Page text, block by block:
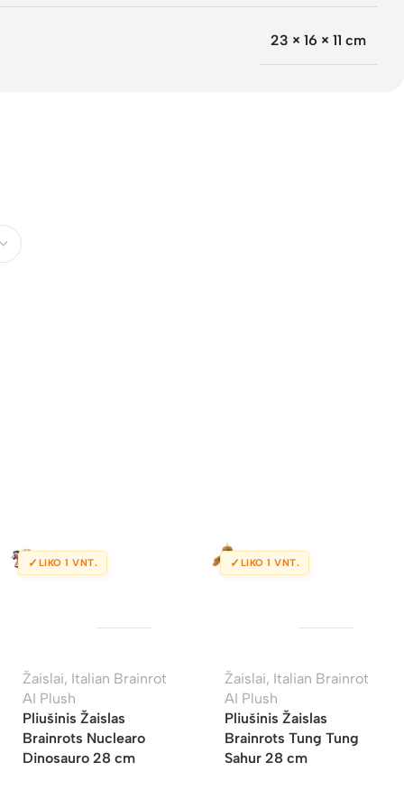
23 × 16 × 11 cm
✓ LIKO 1 VNT.
Žaislai, Italian Brainrot
AI Plush
Pliušinis Žaislas
Brainrots Nuclearo
Dinosauro 28 cm
✓ LIKO 1 VNT.
Žaislai, Italian Brainrot
AI Plush
Pliušinis Žaislas
Brainrots Tung Tung
Sahur 28 cm